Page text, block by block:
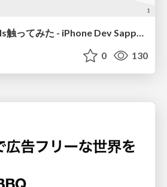
Foundation Models触ってみた - iPhone Dev Sapporo — WWDC25 Recap
0 130